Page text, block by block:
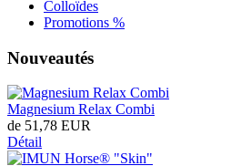
Colloïdes
Promotions %
Nouveautés
Magnesium Relax Combi
de 51,78 EUR
Détail